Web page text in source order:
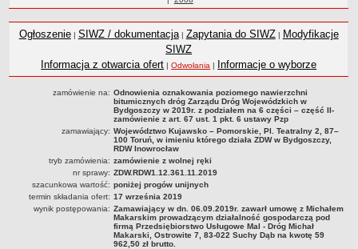
Statut
Nadzór nad ZDW
Struktura organizacyjna
Schemat organizacyjny
Inspektor Ochrony Danych
Zgłoszenia zewnętrzne
Ogłoszenia o pracę
Wyniki naborów
SKARGI I WNIOSKI
POZWOLENIA I DECYZJE
Uzgodnienie lokalizacji / przebudowy zjazdu
roku
Ogłoszenie| SIWZ / dokumentacja| Zapytania do SIWZ | Modyfikacje
SIWZ
Informacja z otwarcia ofert |Odwołania | Informacje o wyborze
zamówienie na: Odnowienia oznakowania poziomego nawierzchni
bitumicznych dróg Zarządu Dróg Wojewódzkich w
Bydgoszczy w 2019r. z podziałem na 6 części – część II-
zamówienie z art. 67 ust. 1 pkt. 6 ustawy Pzp
zamawiający: Województwo Kujawsko – Pomorskie, Pl. Teatralny 2, 87–
100 Toruń, w imieniu którego działa ZDW w Bydgoszczy,
RDW Inowrocław
tryb zamówienia: zamówienie z wolnej ręki
nr sprawy: ZDW.RDW1.12.361.11.2019
szacunkowa wartość: poniżej progów unijnych
termin składania ofert: 17 września 2019
wynik postępowania: Zamawiający w dn. 06.09.2019r. zawarł umowę z Michałem
Makarskim prowadzącym działalność gospodarczą pod
firmą Przedsiębiorstwo Usługowe Mal - Dróg Michał
Makarski, Ostrowite 7, 83-022 Suchy Dąb na kwotę 59
962,50 zł brutto.